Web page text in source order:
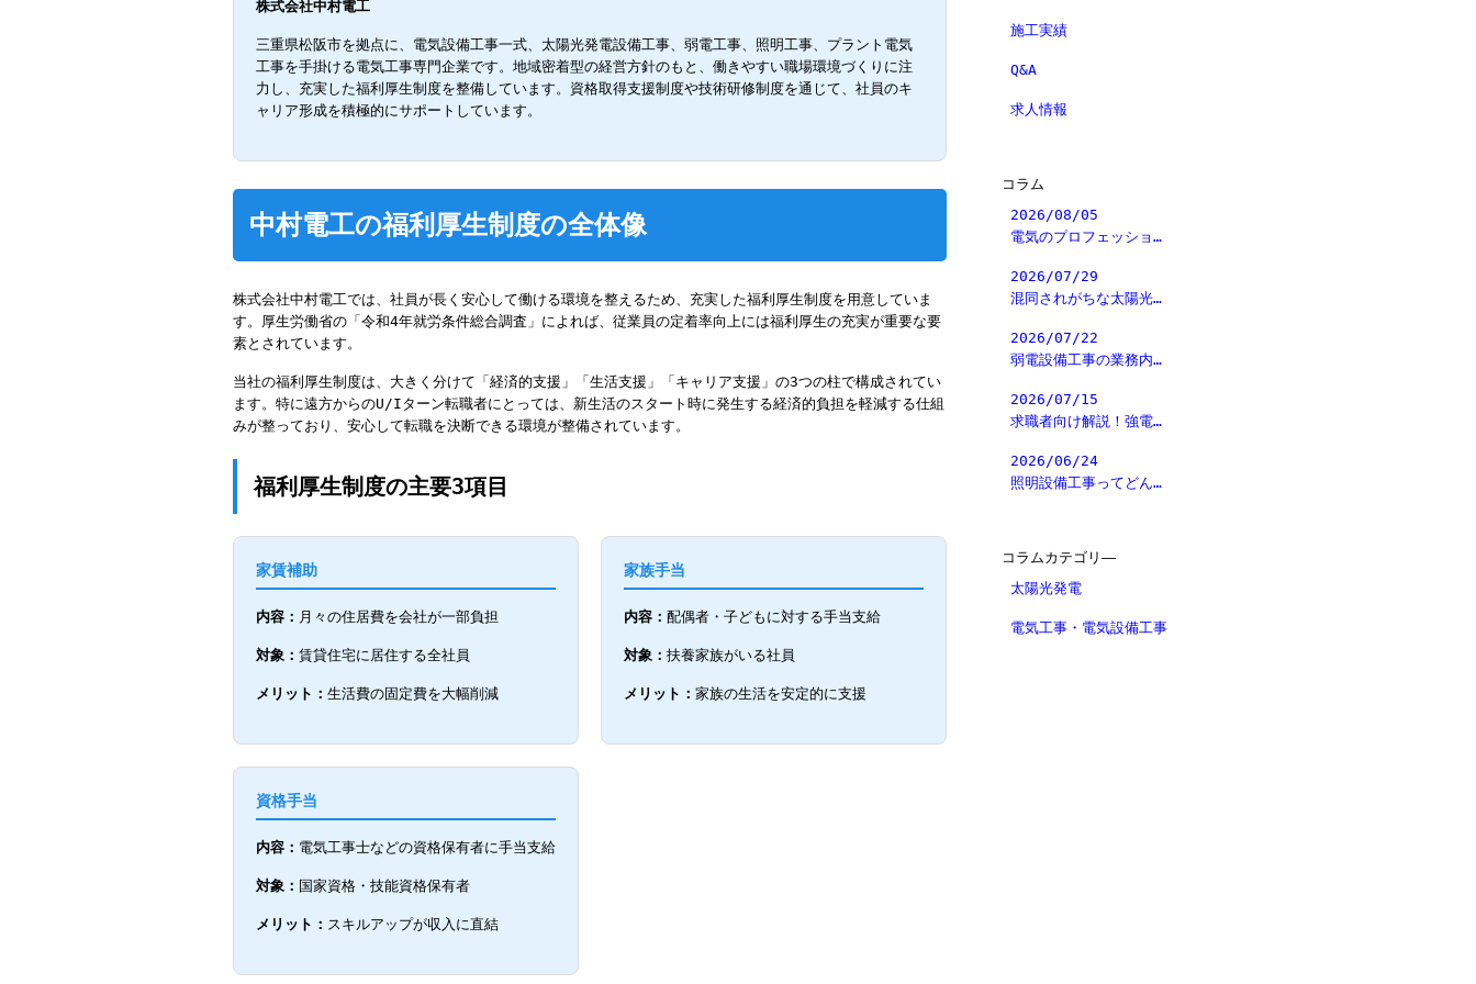
株式会社中村電工
三重県松阪市を拠点に、電気設備工事一式、太陽光発電設備工事、弱電工事、照明工事、プラント電気
工事を手掛ける電気工事専門企業です。地域密着型の経営方針のもと、働きやすい職場環境づくりに注
力し、充実した福利厚生制度を整備しています。資格取得支援制度や技術研修制度を通じて、社員のキ
ャリア形成を積極的にサポートしています。
中村電工の福利厚生制度の全体像
株式会社中村電工では、社員が長く安心して働ける環境を整えるため、充実した福利厚生制度を用意していま
す。厚生労働省の「令和4年就労条件総合調査」によれば、従業員の定着率向上には福利厚生の充実が重要な要
素とされています。
当社の福利厚生制度は、大きく分けて「経済的支援」「生活支援」「キャリア支援」の3つの柱で構成されてい
ます。特に遠方からのU/Iターン転職者にとっては、新生活のスタート時に発生する経済的負担を軽減する仕組
みが整っており、安心して転職を決断できる環境が整備されています。
福利厚生制度の主要3項目
家賃補助
内容： 月々の住居費を会社が一部負担
対象： 賃貸住宅に居住する全社員
メリット： 生活費の固定費を大幅削減
家族手当
内容： 配偶者・子どもに対する手当支給
対象： 扶養家族がいる社員
メリット： 家族の生活を安定的に支援
資格手当
内容： 電気工事士などの資格保有者に手当支給
対象： 国家資格・技能資格保有者
メリット： スキルアップが収入に直結
施工実績
Q&A
求人情報
コラム
2026/08/05
電気のプロフェッショ…
2026/07/29
混同されがちな太陽光…
2026/07/22
弱電設備工事の業務内…
2026/07/15
求職者向け解説！強電…
2026/06/24
照明設備工事ってどん…
コラムカテゴリ―
太陽光発電
電気工事・電気設備工事